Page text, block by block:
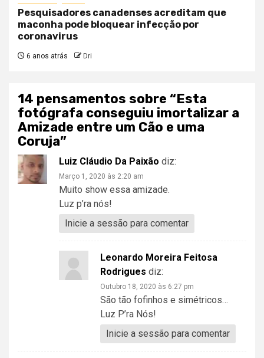
Pesquisadores canadenses acreditam que
maconha pode bloquear infecção por
coronavirus
6 anos atrás Dri
14 pensamentos sobre “Esta
fotógrafa conseguiu imortalizar a
Amizade entre um Cão e uma
Coruja”
Luiz Cláudio Da Paixão diz:
Março 1, 2020 às 2:20 am
Muito show essa amizade.
Luz p’ra nós!
Inicie a sessão para comentar
Leonardo Moreira Feitosa
Rodrigues diz:
Outubro 18, 2020 às 6:27 pm
São tão fofinhos e simétricos…
Luz P’ra Nós!
Inicie a sessão para comentar